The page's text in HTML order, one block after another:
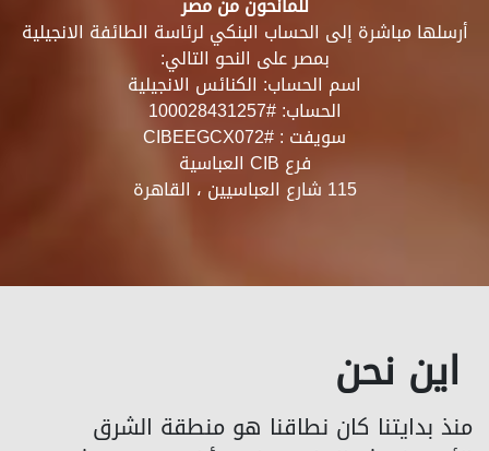
الحساب: #100028431257
سويفت : #CIBEEGCX072
فرع CIB العباسية
115 شارع العباسيين ، القاهرة
اين نحن
الأوسط وشمال إفريقيا ، بدأنا في مصر ، ثم
بدأت هذه الندوات عبر الإنترنت كاستجابة لتحدي
COVID-19 في منطقتنا ، في عام 2022 ، أول